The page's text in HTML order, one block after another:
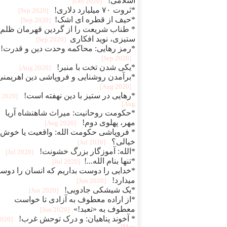
*ثروت ۷۰ میلیارد دلاری! [2020 Sep]
*حیف از قطره ای اشک! [2020 Sep]
* طناب شریعت را از گردین قهرمان ظلم
ستیزی، نوید افکاری
[2020 Sep]
*رمز رهایی: محاکمه وحدت دین و قدرت!
[2020 Sep]
*یکی شدن تخت با منبر! [2020 Aug]
*برآمدن روشنایی و فروپاشی دین
[2020 Aug]
*رهایی در ستیز با دین نهفته است!
[2020
Aug]
*حکومت روحانیت: میراث شاهنشاه آریا
مهر، پهلوی دوم!
[2020 Aug]
* فروپاشی حکومت الله: واقعیت یا خوش
خیالی؟
[2020 Jul]
*الله: آموزگار بزرگ خشونت! [2020 Jul]
*تنها بنام الله...! [2020 Jul]
*خدایی را دوست بداریم که انسان را
میدارد!
[2020 Jun]
*یک شیشکی جادویی! [2020 Jun]
*از اراده معطوف به آزادی تا خواست
معطوف به «تعبد!»
[2020 Jun]
* آخوند پناهیان: و درک توحش غرب!